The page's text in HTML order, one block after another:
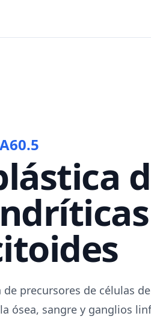
precursores de células
ósea, sangre y ganglios